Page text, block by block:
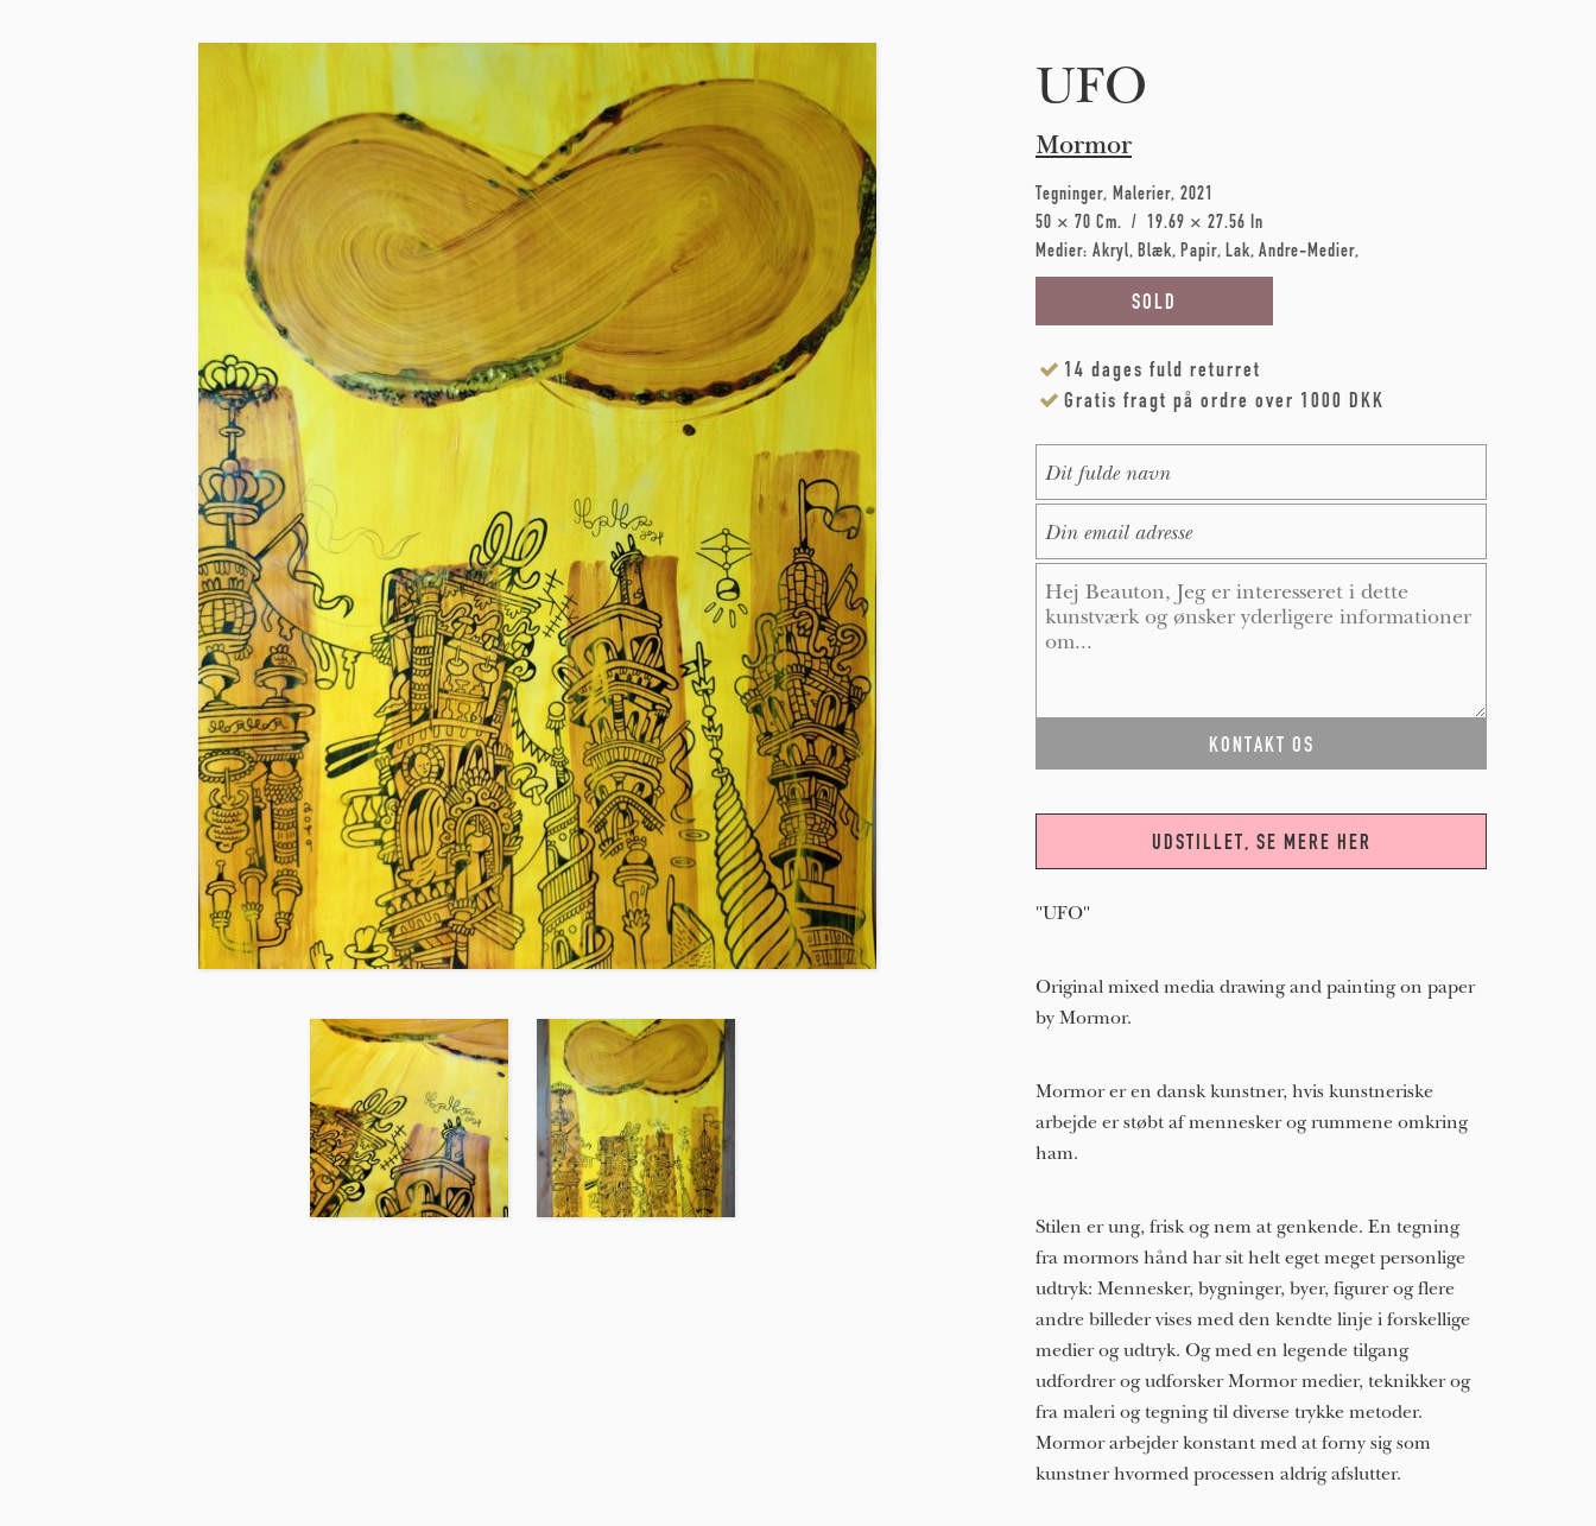
UFO
Mormor
Tegninger Malerier 2021
50 × 70 Cm
19.69 × 27.56 In
Medier: Akryl Blæk Papir Lak Andre-Medier
14 dages fuld returret
Gratis fragt på ordre over 1000 DKK
UDSTILLET, SE MERE HER
"UFO"
Original mixed media drawing and painting on paper
by Mormor.
Mormor er en dansk kunstner, hvis kunstneriske
arbejde er støbt af mennesker og rummene omkring
ham.
Stilen er ung, frisk og nem at genkende. En tegning
fra mormors hånd har sit helt eget meget personlige
udtryk: Mennesker, bygninger, byer, figurer og flere
andre billeder vises med den kendte linje i forskellige
medier og udtryk. Og med en legende tilgang
udfordrer og udforsker Mormor medier, teknikker og
fra maleri og tegning til diverse trykke metoder.
Mormor arbejder konstant med at forny sig som
kunstner hvormed processen aldrig afslutter.